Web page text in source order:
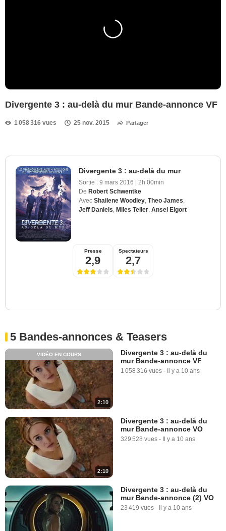
Divergente 3 : au-delà du mur Bande-annonce VF
1 058 316 vues 25 nov. 2015 Partager
Divergente 3 : au-delà du mur
Sortie : 9 mars 2016 | 2h 00min
De Robert Schwentke
Avec Shailene Woodley Theo James
Jeff Daniels Miles Teller Ansel Elgort
Presse
2,9
Spectateurs
2,7
5 Bandes-annonces & Teasers
2:10
VIDÉO EN COURS
Divergente 3 : au-delà du
mur Bande-annonce VF
1 058 316 vues - Il y a 10 ans
2:10
Divergente 3 : au-delà du
mur Bande-annonce VO
329 528 vues - Il y a 10 ans
Divergente 3 : au-delà du
mur Bande-annonce (2) VO
23 419 vues - Il y a 10 ans